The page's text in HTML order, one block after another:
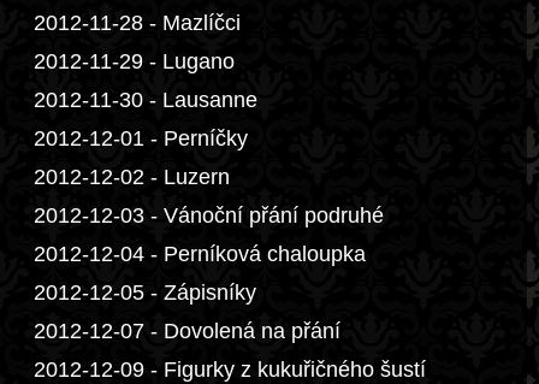
2012-11-28 - Mazlíčci
2012-11-29 - Lugano
2012-11-30 - Lausanne
2012-12-01 - Perníčky
2012-12-02 - Luzern
2012-12-03 - Vánoční přání podruhé
2012-12-04 - Perníková chaloupka
2012-12-05 - Zápisníky
2012-12-07 - Dovolená na přání
2012-12-09 - Figurky z kukuřičného šustí